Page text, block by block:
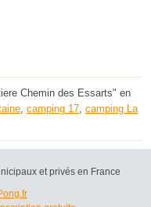
Chemin des Essarts" en
, camping 17, camping La
et privés en France